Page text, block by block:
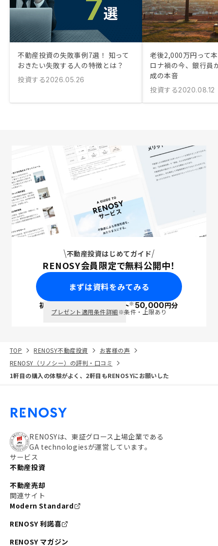
不動産投資の失敗事例7選！ 知って
おきたい失敗する人の特徴とは？
投資する2026.05.26
老後2,000万円って
ロナ禍の今、銀行員
成の本音
投資する2020.08.12
不動産投資はじめてガイド
RENOSY会員限定で無料公開中！
まずは資料をみてみる
初回面談で ポイント※50,000円分
プレゼント適用条件詳細※条件・上限あり
TOP RENOSY不動産投資
お客様の声
RENOSY（リノシー）の評判・口コミ
1軒目の購入の体験がよく、2軒目もRENOSYにお願いした
RENOSYは、東証グロース上場企業である
GA technologiesが運営しています。
サービス
不動産投資
不動産売却
関連サイト
Modern Standard
RENOSY 利諾喜
RENOSY マガジン